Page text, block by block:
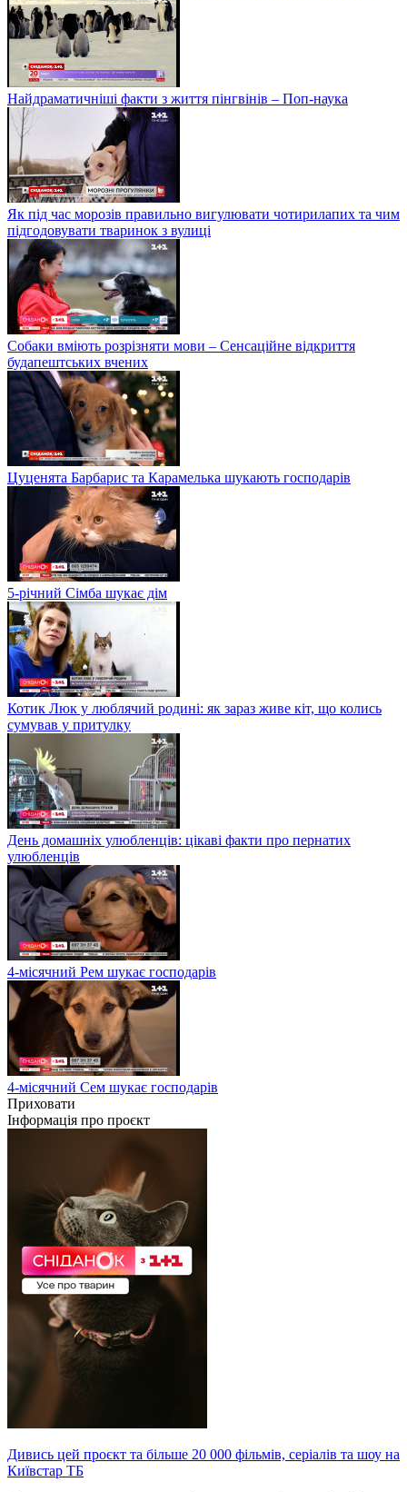
Найдраматичніші факти з життя пінгвінів – Поп-наука
Як під час морозів правильно вигулювати чотирилапих та чим
підгодовувати тваринок з вулиці
Собаки вміють розрізняти мови – Сенсаційне відкриття
будапештських вчених
Цуценята Барбарис та Карамелька шукають господарів
5-річний Сімба шукає дім
Котик Люк у люблячий родині: як зараз живе кіт, що колись
сумував у притулку
День домашніх улюбленців: цікаві факти про пернатих
улюбленців
4-місячний Рем шукає господарів
4-місячний Сем шукає господарів
Приховати
Інформація про проєкт
Дивись цей проєкт та більше 20 000 фільмів, серіалів та шоу на
Київстар ТБ